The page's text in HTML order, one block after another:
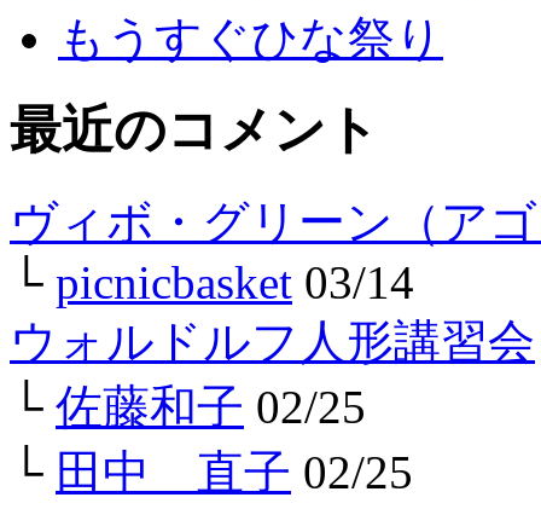
もうすぐひな祭り
最近のコメント
ヴィボ・グリーン（ア
└ picnicbasket 03/14
ウォルドルフ人形講習会
└ 佐藤和子 02/25
└ 田中 直子 02/25